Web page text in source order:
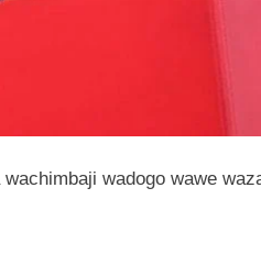
wadogo wawe